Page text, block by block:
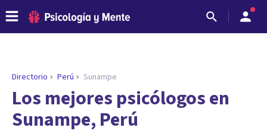
Directorio Perú Sunampe
Los mejores psicólogos en
Sunampe, Perú